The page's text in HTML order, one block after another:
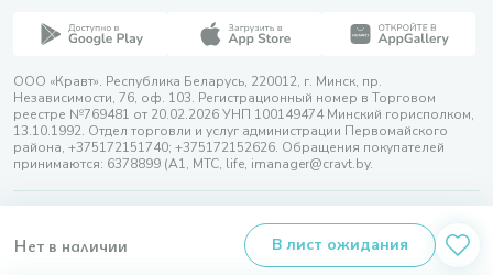
Нет в наличии В лист ожидания
ООО «Кравт». Республика Беларусь, 220012, г. Минск, пр.
Независимости, 76, оф. 103. Регистрационный номер в Торговом
реестре №769481 от 20.02.2026 УНП 100149474 Минский горисполком,
13.10.1992. Отдел торговли и услуг администрации Первомайского
района, +375172151740; +375172152626. Обращения покупателей
принимаются: 6378899 (А1, МТС, life, imanager@cravt.by.
Разработка сайта — SLAM
Выбор настроек Cookie